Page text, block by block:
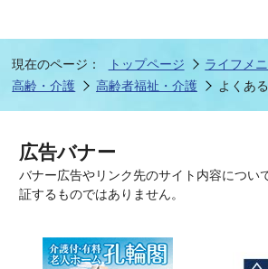
現在のページ： トップページ
ライフメ
高齢・介護
高齢者福祉・介護 よくあ
広告バナー
バナー広告やリンク先のサイト内容につい
証するものではありません。